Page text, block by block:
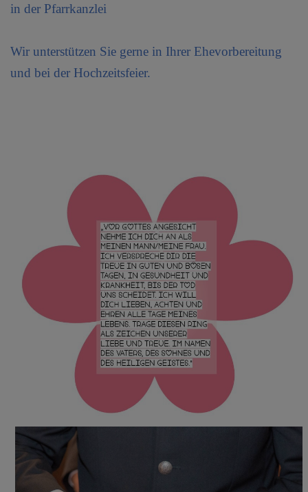
in der Pfarrkanzlei
Wir unterstützen Sie gerne in Ihrer Ehevorbereitung
und bei der Hochzeitsfeier.